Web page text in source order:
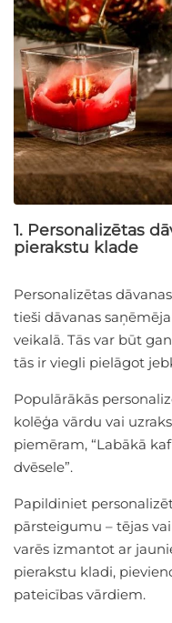
1. Personalizētas
pierakstu klade
Personalizētas
tieši dāvanas
veikalā. Tās var būt
tās ir viegli pielāgot
Populārākās
kolēģa vārdu vai
piemēram, “Labākā
dvēsele”.
Papildiniet
pārsteigumu – tējas
varēs izmantot ar
pierakstu kladi,
pateicības vārdiem.